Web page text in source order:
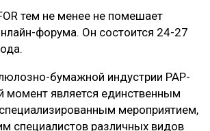
тем не менее не помешает
форума. Он состоится 24-27
бумажной индустрии PAP-
момент является единственным
мероприятием,
специалистов различных видов